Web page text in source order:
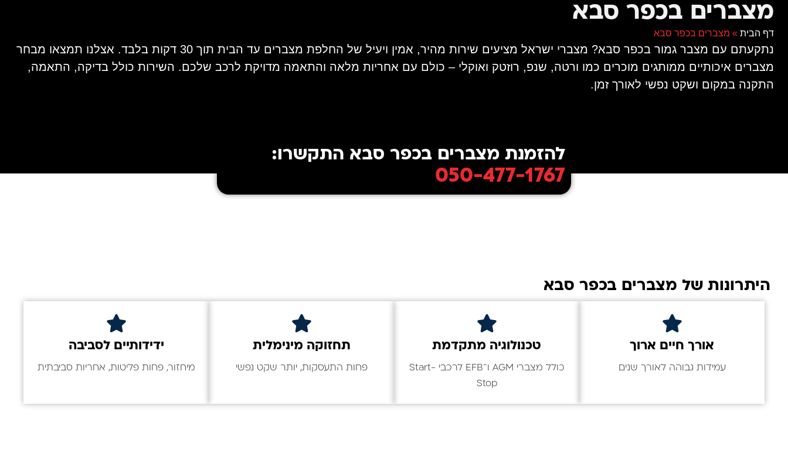
מצברים בכפר סבא
דף הבית » מצברים בכפר סבא
נתקעתם עם מצבר גמור בכפר סבא? מצברי ישראל מציעים שירות מהיר, אמין ויעיל של החלפת מצברים עד הבית תוך 30 דקות בלבד. אצלנו תמצאו מבחר
מצברים איכותיים ממותגים מוכרים כמו ורטה, שנפ, רוזטק ואוקלי – כולם עם אחריות מלאה והתאמה מדויקת לרכב שלכם. השירות כולל בדיקה, התאמה,
התקנה במקום ושקט נפשי לאורך זמן.
להזמנת מצברים בכפר סבא התקשרו:
050-477-1767
היתרונות של מצברים בכפר סבא
אורך חיים ארוך
עמידות גבוהה לאורך שנים
טכנולוגיה מתקדמת
כולל מצברי AGM ו־EFB לרכבי Start-
Stop
תחזוקה מינימלית
פחות התעסקות, יותר שקט נפשי
ידידותיים לסביבה
מיחזור, פחות פליטות, אחריות סביבתית